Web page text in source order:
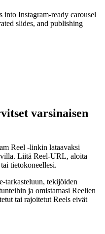
into Instagram-ready carousel
slides, and publishing
varsinaisen
Reel -linkin lataavaksi
Liitä Reel-URL, aloita
tietokoneellesi.
tarkasteluun, tekijöiden
ja omistamasi Reelien
tai rajoitetut Reels eivät